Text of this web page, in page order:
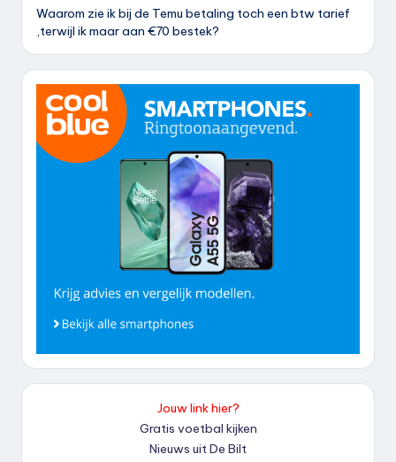
Waarom zie ik bij de Temu betaling toch een btw tarief
,terwijl ik maar aan €70 bestek?
Jouw link hier?
Gratis voetbal kijken
Nieuws uit De Bilt